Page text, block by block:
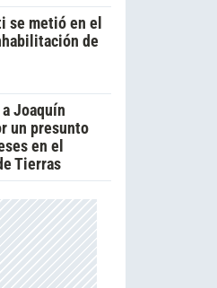
se metió en el
de
Joaquín
un presunto
en el
Tierras